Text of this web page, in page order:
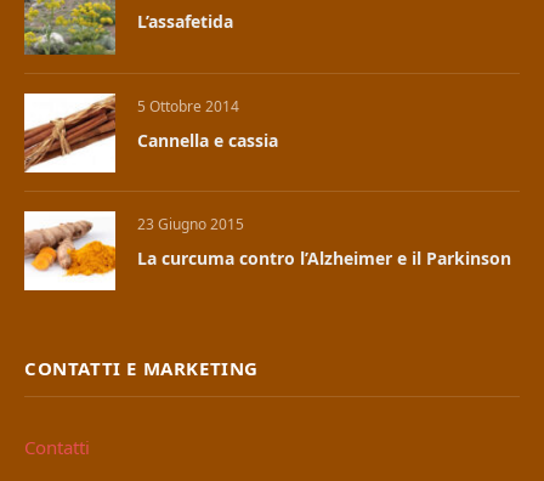
L’assafetida
5 Ottobre 2014
Cannella e cassia
23 Giugno 2015
La curcuma contro l’Alzheimer e il Parkinson
CONTATTI E MARKETING
Contatti